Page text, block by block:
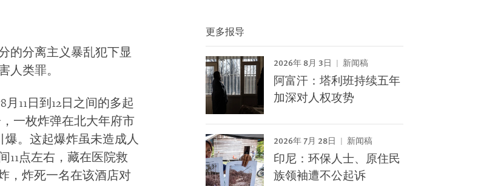
的分离主义暴乱犯下显
人类罪。
11日到12日之间的多起
一枚炸弹在北大年府市
爆。这起爆炸虽未造成人
11点左右，藏在医院救
，炸死一名在该酒店对
更多报导
2026年 8月 3日 新闻稿
阿富汗：塔利班持续五年
加深对人权攻势
2026年 7月 28日 新闻稿
印尼：环保人士、原住民
族领袖遭不公起诉